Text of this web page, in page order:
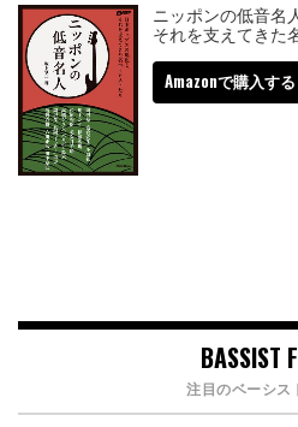
ニッポンの低音名
それを支えてきた
Amazonで購入する
BASSIST
注目のベーシス